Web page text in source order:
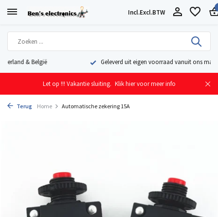
Incl.Excl.BTW
Geleverd uit eigen voorraad vanuit ons magazijn in Nederland
Let op !!! Vakantie sluiting. Klik hier voor meer info
Terug Home Automatische zekering 15A